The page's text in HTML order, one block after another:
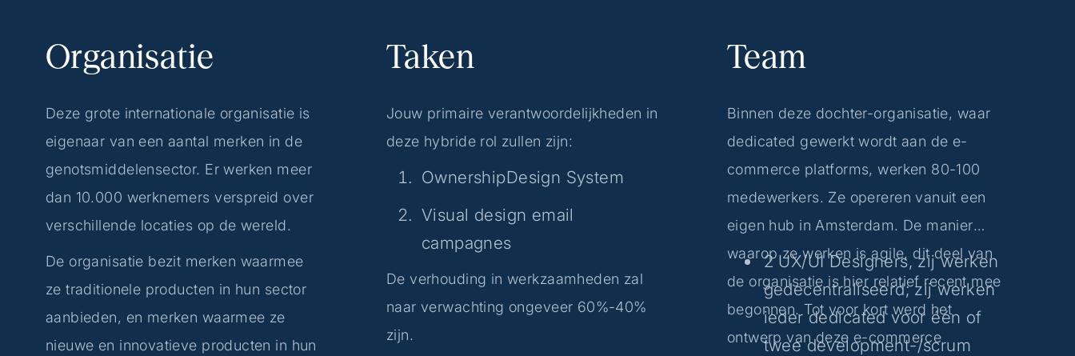
Organisatie
Deze grote internationale organisatie is
eigenaar van een aantal merken in de
genotsmiddelensector. Er werken meer
dan 10.000 werknemers verspreid over
verschillende locaties op de wereld.
De organisatie bezit merken waarmee
ze traditionele producten in hun sector
aanbieden, en merken waarmee ze
nieuwe en innovatieve producten in hun
Taken
Jouw primaire verantwoordelijkheden in
deze hybride rol zullen zijn:
OwnershipDesign System
Visual design email
campagnes
De verhouding in werkzaamheden zal
naar verwachting ongeveer 60%-40%
zijn.
Team
Binnen deze dochter-organisatie, waar
dedicated gewerkt wordt aan de e-
commerce platforms, werken 80-100
medewerkers. Ze opereren vanuit een
eigen hub in Amsterdam. De manier
waarop ze werken is agile, dit deel van
de organisatie is hier relatief recent mee
begonnen. Tot voor kort werd het
ontwerp van deze e-commerce
2 UX/UI Designers, zij werken
gedecentraliseerd; zij werken
ieder dedicated voor één of
twee development-/scrum